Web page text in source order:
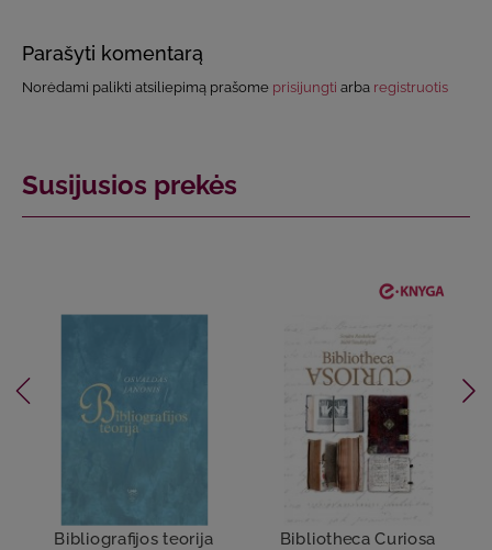
Parašyti komentarą
Norėdami palikti atsiliepimą prašome prisijungti arba registruotis
Susijusios prekės
Bibliografijos teorija Bibliotheca Curiosa